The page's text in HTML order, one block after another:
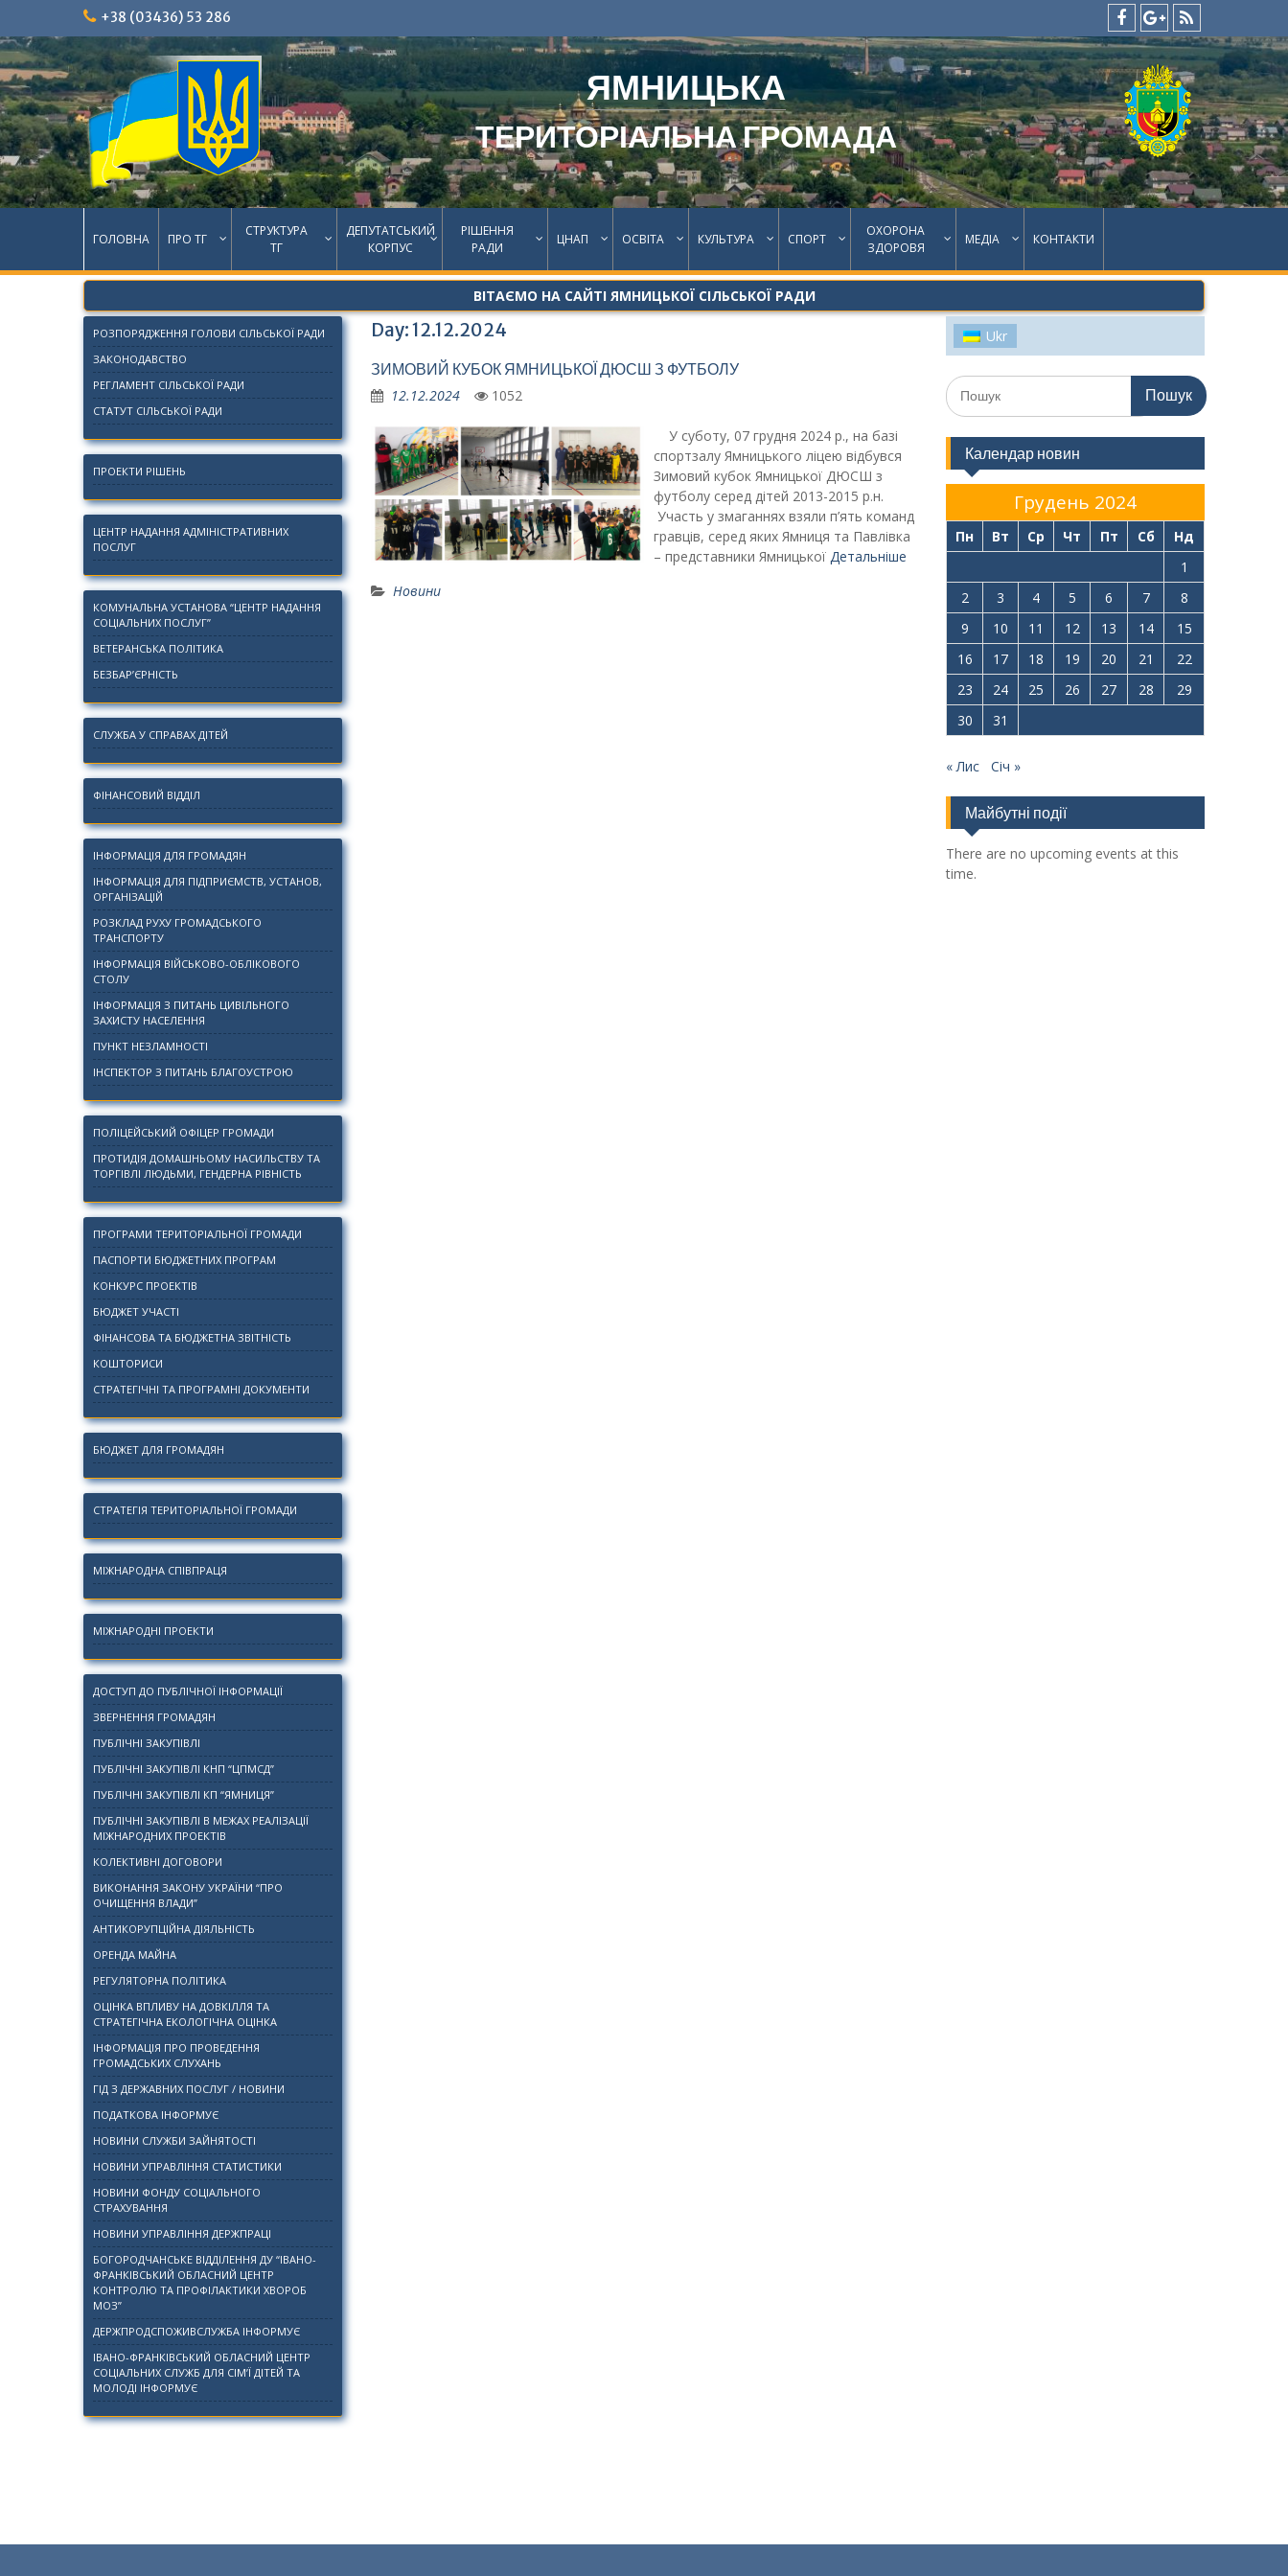
content
+38 (03436) 53 286
facebook
google
plus
feed
ЯМНИЦЬКА
ТЕРИТОРІАЛЬНА ГРОМАДА
ГОЛОВНА ПРО ТГ
СТРУКТУРА
ТГ
ДЕПУТАТСЬКИЙ
КОРПУС
РІШЕННЯ
РАДИ
ЦНАП ОСВІТА КУЛЬТУРА СПОРТ
ОХОРОНА
ЗДОРОВЯ
МЕДІА КОНТАКТИ
ВІТАЄМО НА САЙТІ ЯМНИЦЬКОЇ СІЛЬСЬКОЇ РАДИ
Day:12.12.2024
ЗИМОВИЙ КУБОК ЯМНИЦЬКОЇ ДЮСШ З ФУТБОЛУ
12.12.2024 1052
У суботу, 07 грудня 2024 р., на базі
спортзалу Ямницького ліцею відбувся
Зимовий кубок Ямницької ДЮСШ з
футболу серед дітей 2013-2015 р.н.
Участь у змаганнях взяли п’ять команд
гравців, серед яких Ямниця та Павлівка
– представники Ямницької Детальніше
Новини
РОЗПОРЯДЖЕННЯ ГОЛОВИ СІЛЬСЬКОЇ РАДИ
ЗАКОНОДАВСТВО
РЕГЛАМЕНТ СІЛЬСЬКОЇ РАДИ
СТАТУТ СІЛЬСЬКОЇ РАДИ
ПРОЕКТИ РІШЕНЬ
ЦЕНТР НАДАННЯ АДМІНІСТРАТИВНИХ
ПОСЛУГ
КОМУНАЛЬНА УСТАНОВА “ЦЕНТР НАДАННЯ
СОЦІАЛЬНИХ ПОСЛУГ”
ВЕТЕРАНСЬКА ПОЛІТИКА
БЕЗБАР’ЄРНІСТЬ
СЛУЖБА У СПРАВАХ ДІТЕЙ
ФІНАНСОВИЙ ВІДДІЛ
ІНФОРМАЦІЯ ДЛЯ ГРОМАДЯН
ІНФОРМАЦІЯ ДЛЯ ПІДПРИЄМСТВ, УСТАНОВ,
ОРГАНІЗАЦІЙ
РОЗКЛАД РУХУ ГРОМАДСЬКОГО
ТРАНСПОРТУ
ІНФОРМАЦІЯ ВІЙСЬКОВО-ОБЛІКОВОГО
СТОЛУ
ІНФОРМАЦІЯ З ПИТАНЬ ЦИВІЛЬНОГО
ЗАХИСТУ НАСЕЛЕННЯ
ПУНКТ НЕЗЛАМНОСТІ
ІНСПЕКТОР З ПИТАНЬ БЛАГОУСТРОЮ
ПОЛІЦЕЙСЬКИЙ ОФІЦЕР ГРОМАДИ
ПРОТИДІЯ ДОМАШНЬОМУ НАСИЛЬСТВУ ТА
ТОРГІВЛІ ЛЮДЬМИ, ГЕНДЕРНА РІВНІСТЬ
ПРОГРАМИ ТЕРИТОРІАЛЬНОЇ ГРОМАДИ
ПАСПОРТИ БЮДЖЕТНИХ ПРОГРАМ
КОНКУРС ПРОЕКТІВ
БЮДЖЕТ УЧАСТІ
ФІНАНСОВА ТА БЮДЖЕТНА ЗВІТНІСТЬ
КОШТОРИСИ
СТРАТЕГІЧНІ ТА ПРОГРАМНІ ДОКУМЕНТИ
БЮДЖЕТ ДЛЯ ГРОМАДЯН
СТРАТЕГІЯ ТЕРИТОРІАЛЬНОЇ ГРОМАДИ
МІЖНАРОДНА СПІВПРАЦЯ
МІЖНАРОДНІ ПРОЕКТИ
ДОСТУП ДО ПУБЛІЧНОЇ ІНФОРМАЦІЇ
ЗВЕРНЕННЯ ГРОМАДЯН
ПУБЛІЧНІ ЗАКУПІВЛІ
ПУБЛІЧНІ ЗАКУПІВЛІ КНП “ЦПМСД”
ПУБЛІЧНІ ЗАКУПІВЛІ КП “ЯМНИЦЯ”
ПУБЛІЧНІ ЗАКУПІВЛІ В МЕЖАХ РЕАЛІЗАЦІЇ
МІЖНАРОДНИХ ПРОЕКТІВ
КОЛЕКТИВНІ ДОГОВОРИ
ВИКОНАННЯ ЗАКОНУ УКРАЇНИ “ПРО
ОЧИЩЕННЯ ВЛАДИ”
АНТИКОРУПЦІЙНА ДІЯЛЬНІСТЬ
ОРЕНДА МАЙНА
РЕГУЛЯТОРНА ПОЛІТИКА
ОЦІНКА ВПЛИВУ НА ДОВКІЛЛЯ ТА
СТРАТЕГІЧНА ЕКОЛОГІЧНА ОЦІНКА
ІНФОРМАЦІЯ ПРО ПРОВЕДЕННЯ
ГРОМАДСЬКИХ СЛУХАНЬ
ГІД З ДЕРЖАВНИХ ПОСЛУГ / НОВИНИ
ПОДАТКОВА ІНФОРМУЄ
НОВИНИ СЛУЖБИ ЗАЙНЯТОСТІ
НОВИНИ УПРАВЛІННЯ СТАТИСТИКИ
НОВИНИ ФОНДУ СОЦІАЛЬНОГО
СТРАХУВАННЯ
НОВИНИ УПРАВЛІННЯ ДЕРЖПРАЦІ
БОГОРОДЧАНСЬКЕ ВІДДІЛЕННЯ ДУ “ІВАНО-
ФРАНКІВСЬКИЙ ОБЛАСНИЙ ЦЕНТР
КОНТРОЛЮ ТА ПРОФІЛАКТИКИ ХВОРОБ
МОЗ”
ДЕРЖПРОДСПОЖИВСЛУЖБА ІНФОРМУЄ
ІВАНО-ФРАНКІВСЬКИЙ ОБЛАСНИЙ ЦЕНТР
СОЦІАЛЬНИХ СЛУЖБ ДЛЯ СІМ’Ї ДІТЕЙ ТА
МОЛОДІ ІНФОРМУЄ
Ukr
Шукати:
Календар новин
Грудень 2024
Пн Вт Ср Чт Пт Сб
Нд
1
2
3 4 5 6 7
8
9
10 11 12 13 14
15
16
17 18 19 20 21
22
23
24 25 26 27 28
29
30
31
« Лис Січ »
Майбутні події
There are no upcoming events at this
time.